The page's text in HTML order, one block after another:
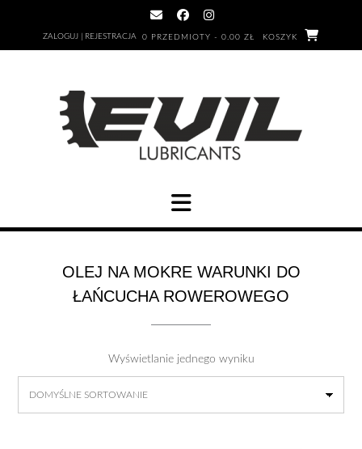
ZALOGUJ | REJESTRACJA 0 PRZEDMIOTY - 0.00 ZŁ KOSZYK
OLEJ NA MOKRE WARUNKI DO
ŁAŃCUCHA ROWEROWEGO
Wyświetlanie jednego wyniku